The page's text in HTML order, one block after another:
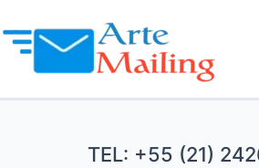
para
conteúdo
TEL: +55 (21)